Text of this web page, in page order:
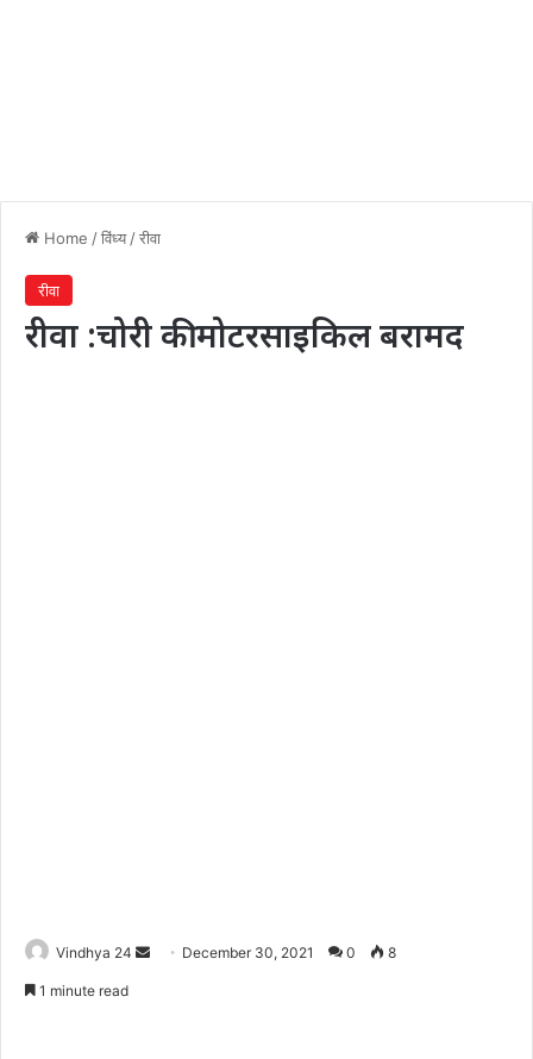
Home /विंध्य /रीवा
रीवा
रीवा :चोरी की मोटरसाइकिल बरामद
Vindhya 24
Send December 30, 2021 0 8
1 minute read